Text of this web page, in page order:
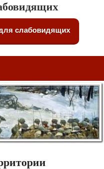
слабовидящих